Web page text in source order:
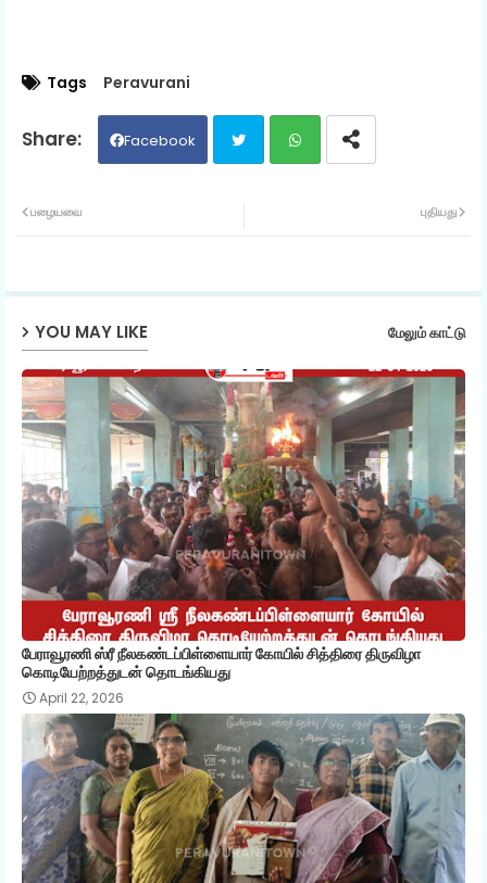
Tags Peravurani
Facebook
ap
புதியது
பழையவை
YOU MAY LIKE மேலும் காட்டு
பேராவூரணி ஸ்ரீ நீலகண்டப்பிள்ளையார் கோயில் சித்திரை திருவிழா
கொடியேற்றத்துடன் தொடங்கியது
April 22, 2026